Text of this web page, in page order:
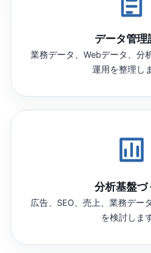
データ管理
業務データ、Webデータ、分
運用を整理し
分析基盤づ
広告、SEO、売上、業務デー
を検討しま